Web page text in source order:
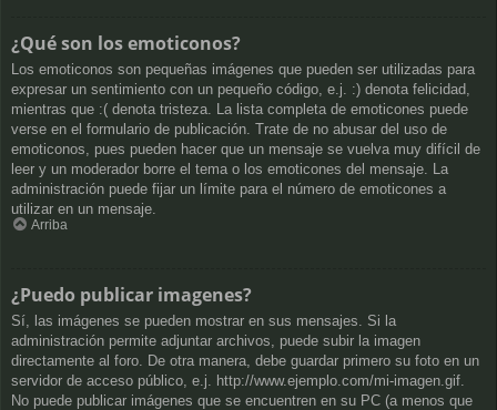
¿Qué son los emoticonos?
Los emoticonos son pequeñas imágenes que pueden ser utilizadas para
expresar un sentimiento con un pequeño código, e.j. :) denota felicidad,
mientras que :( denota tristeza. La lista completa de emoticones puede
verse en el formulario de publicación. Trate de no abusar del uso de
emoticonos, pues pueden hacer que un mensaje se vuelva muy difícil de
leer y un moderador borre el tema o los emoticones del mensaje. La
administración puede fijar un límite para el número de emoticones a
utilizar en un mensaje.
Arriba
¿Puedo publicar imagenes?
Sí, las imágenes se pueden mostrar en sus mensajes. Si la
administración permite adjuntar archivos, puede subir la imagen
directamente al foro. De otra manera, debe guardar primero su foto en un
servidor de acceso público, e.j. http://www.ejemplo.com/mi-imagen.gif.
No puede publicar imágenes que se encuentren en su PC (a menos que